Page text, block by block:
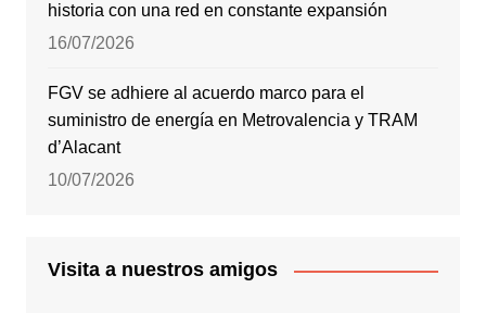
historia con una red en constante expansión
16/07/2026
FGV se adhiere al acuerdo marco para el
suministro de energía en Metrovalencia y TRAM
d’Alacant
10/07/2026
Visita a nuestros amigos